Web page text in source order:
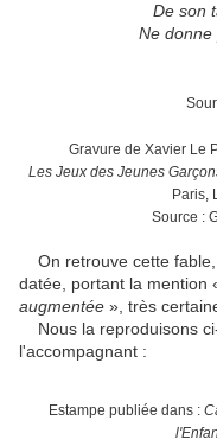
De son
Ne donne
Gravure de Xavier Le
Les Jeux des Jeunes
Paris,
Source :
On retrouve cette fable,
datée, portant la mention
augmentée », très
Nous la reproduisons
l'accompagnant :
Estampe publiée dans :